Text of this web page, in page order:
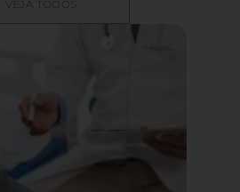
VEJA TODOS